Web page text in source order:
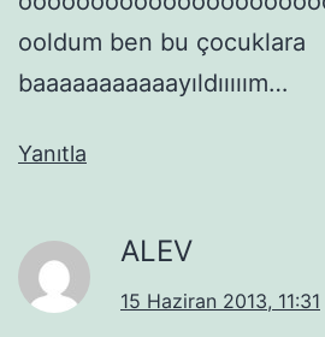
ooldum ben bu çocuklara
baaaaaaaaaaayıldııııım…
Yanıtla
ALEV
15 Haziran 2013, 11:31